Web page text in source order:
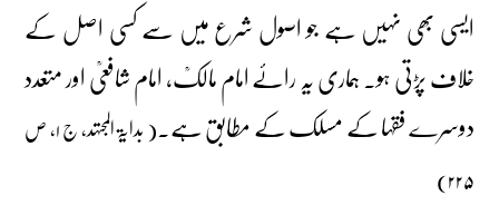
ایسی بھی نہیں ہے جو اصول شرع میں سے کسی اصل کے
خلاف پڑتی ہو۔ ہماری یہ رائے امام مالکؒ، امام شافعیؒ اور متعدد
دوسرے فقہا کے مسلک کے مطابق ہے۔
( بدایۃ المجتہد، ج ۱، ص
۲۲۵)